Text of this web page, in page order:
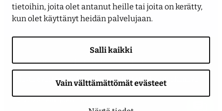
tietoihin, joita olet antanut heille tai joita on kerätty,
kun olet käyttänyt heidän palvelujaan.
Salli kaikki
Vain välttämättömät evästeet
SaavutettavuusselosteTietosuojaseloste
Näytä evästeasetukseniAnna palautetta Ilmoituskanava